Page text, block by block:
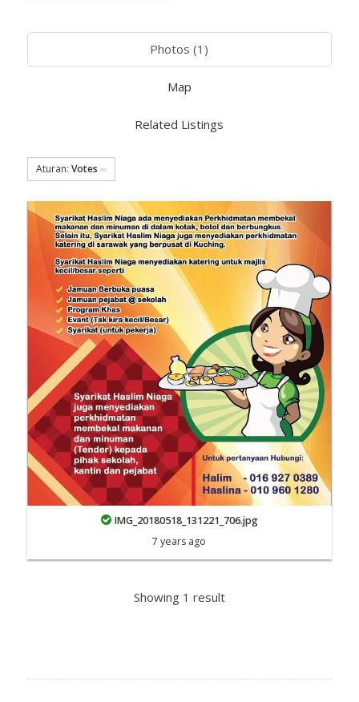
Photos (1)
Map
Related Listings
Aturan: Votes
IMG_20180518_131221_706.jpg
7 years ago
Showing 1 result